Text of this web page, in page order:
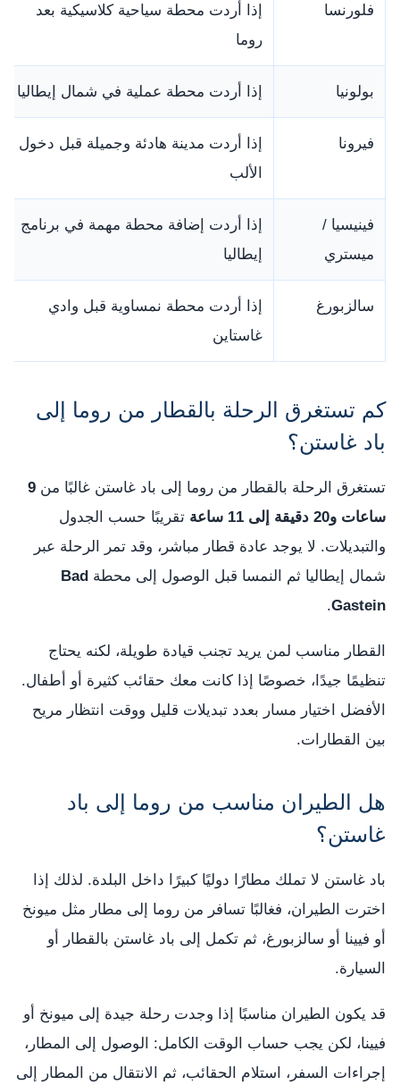
فلورنسا
إذا أردت محطة سياحية كلاسيكية بعد
روما
بولونيا إذا أردت محطة عملية في شمال إيطاليا
فيرونا
إذا أردت مدينة هادئة وجميلة قبل دخول
الألب
فينيسيا /
ميستري
إذا أردت إضافة محطة مهمة في برنامج
إيطاليا
سالزبورغ
إذا أردت محطة نمساوية قبل وادي
غاستاين
كم تستغرق الرحلة بالقطار من روما إلى
باد غاستن؟
تستغرق الرحلة بالقطار من روما إلى باد غاستن غالبًا من 9
ساعات و20 دقيقة إلى 11 ساعة
تقريبًا حسب الجدول
والتبديلات. لا يوجد عادة قطار مباشر، وقد تمر الرحلة عبر
شمال إيطاليا ثم النمسا قبل الوصول إلى محطة Bad
Gastein
.
القطار مناسب لمن يريد تجنب قيادة طويلة، لكنه يحتاج
تنظيمًا جيدًا، خصوصًا إذا كانت معك حقائب كثيرة أو أطفال.
الأفضل اختيار مسار بعدد تبديلات قليل ووقت انتظار مريح
بين القطارات.
هل الطيران مناسب من روما إلى باد
غاستن؟
باد غاستن لا تملك مطارًا دوليًا كبيرًا داخل البلدة. لذلك إذا
اخترت الطيران، فغالبًا تسافر من روما إلى مطار مثل ميونخ
أو فيينا أو سالزبورغ، ثم تكمل إلى باد غاستن بالقطار أو
السيارة.
قد يكون الطيران مناسبًا إذا وجدت رحلة جيدة إلى ميونخ أو
فيينا، لكن يجب حساب الوقت الكامل: الوصول إلى المطار،
إجراءات السفر، استلام الحقائب، ثم الانتقال من المطار إلى